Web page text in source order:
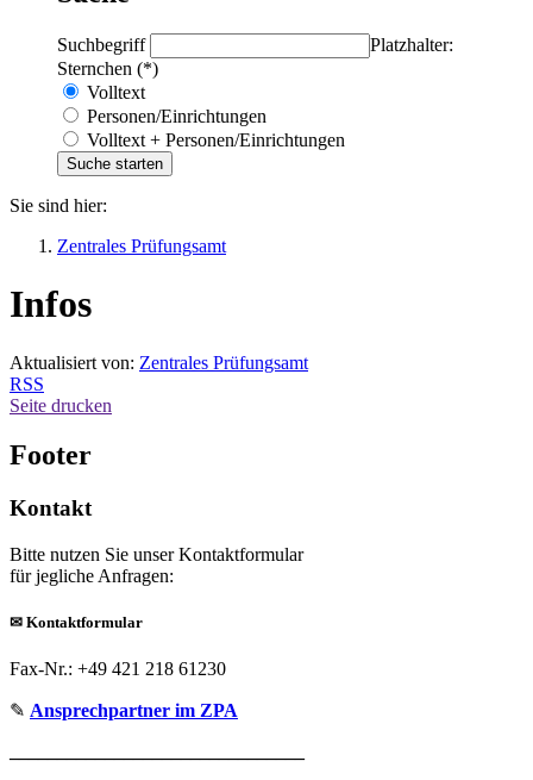
Suchbegriff
Platzhalter:
Sternchen (*)
Volltext
Personen/Einrichtungen
Volltext + Personen/Einrichtungen
Sie sind hier:
Zentrales Prüfungsamt
Infos
Aktualisiert von: Zentrales Prüfungsamt
RSS
Seite drucken
Footer
Kontakt
Bitte nutzen Sie unser Kontaktformular
für jegliche Anfragen:
✉ Kontaktformular
Fax-Nr.: +49 421 218 61230
✎ Ansprechpartner im ZPA